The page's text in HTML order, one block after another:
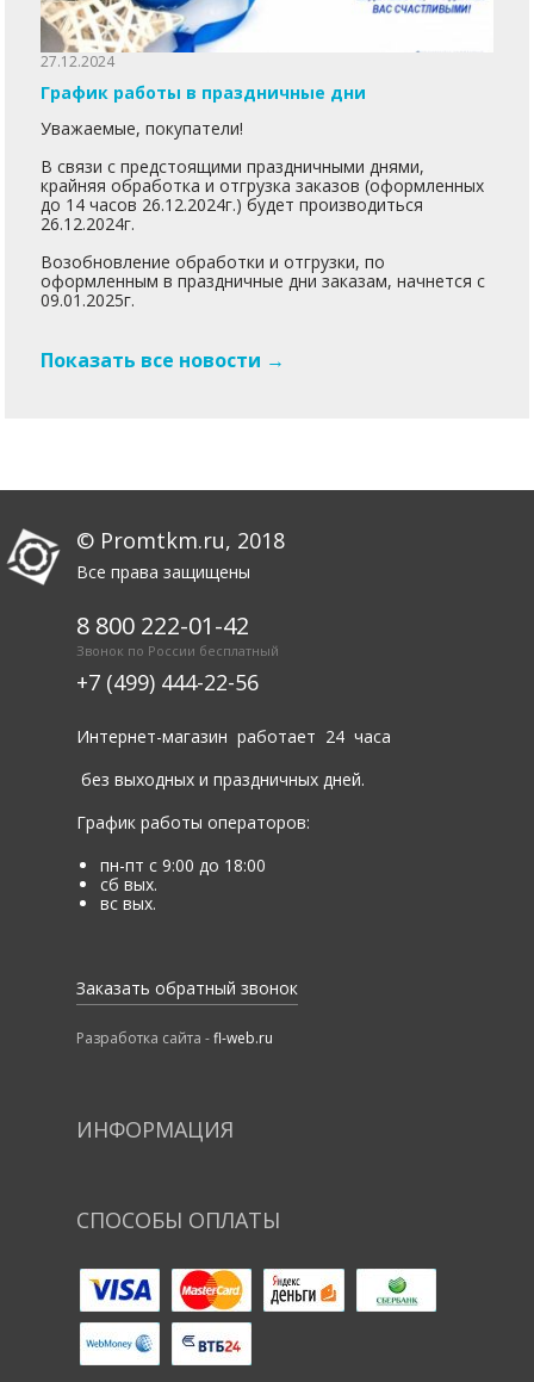
27.12.2024
График работы в праздничные дни
Уважаемые, покупатели!
В связи с предстоящими праздничными днями,
крайняя обработка и отгрузка заказов (оформленных
до 14 часов 26.12.2024г.) будет производиться
26.12.2024г.
Возобновление обработки и отгрузки, по
оформленным в праздничные дни заказам, начнется с
09.01.2025г.
Показать все новости →
© Promtkm.ru, 2018
Все права защищены
8 800 222-01-42
Звонок по России бесплатный
+7 (499) 444-22-56
Интернет-магазин работает 24 часа
без выходных и праздничных дней.
График работы операторов:
пн-пт с 9:00 до 18:00
сб вых.
вс вых.
Заказать обратный звонок
Разработка сайта -fl-web.ru
ИНФОРМАЦИЯ
СПОСОБЫ ОПЛАТЫ